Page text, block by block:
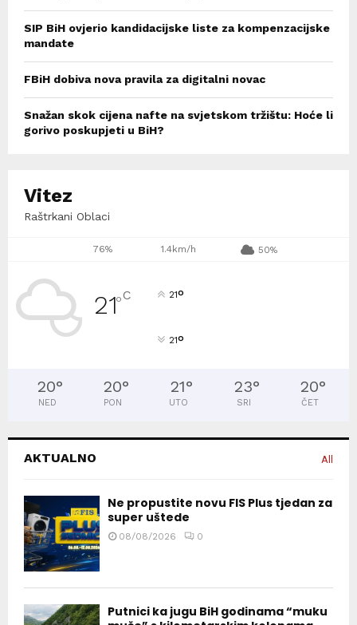
SIP BiH ovjerio kandidacijske liste za kompenzacijske
mandate
FBiH dobiva nova pravila za digitalni novac
Snažan skok cijena nafte na svjetskom tržištu: Hoće li
gorivo poskupjeti u BiH?
Vitez
Raštrkani Oblaci
76% 1.4km/h 50%
21°C 21°
21°
20°
NED
20°
PON
21°
UTO
23°
SRI
20°
ČET
AKTUALNO All
Ne propustite novu FIS Plus tjedan za
super uštede
08/08/2026 0
Putnici ka jugu BiH godinama “muku